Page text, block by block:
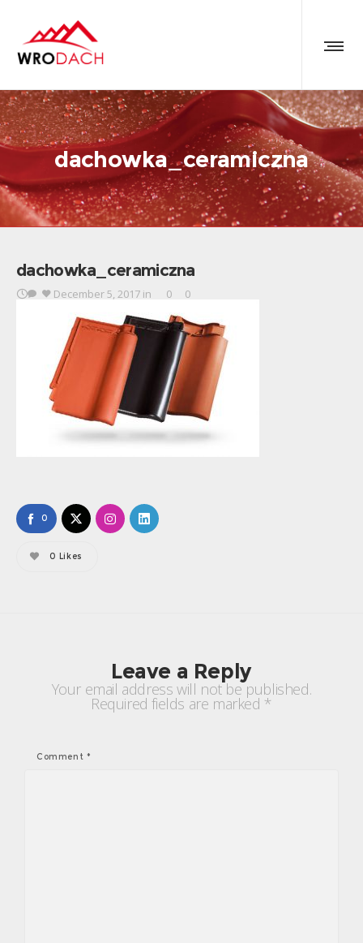
dachowka_ceramiczna
dachowka_ceramiczna
December 5, 2017 in 0 0
0
0 Likes
Leave a Reply
Your email address will not be published.
Required fields are marked *
Comment *